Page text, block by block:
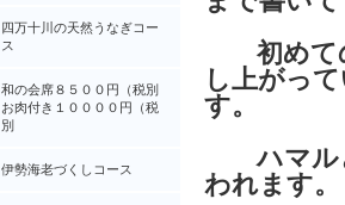
初めて
し上がっ
す。
ハマル
われます。
四万十川の天然うなぎコー
ス
和の会席８５００円（税別
お肉付き１００００円（税
別
伊勢海老づくしコース